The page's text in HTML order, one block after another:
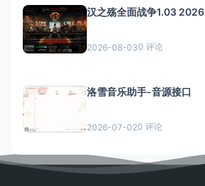
汉之殇全面战争1.03
2026-08-030 评论
洛雪音乐助手-音源接口
2026-07-020 评论